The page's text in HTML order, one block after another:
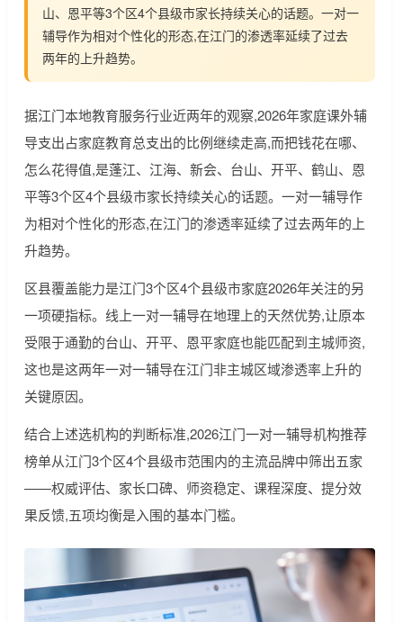
山、恩平等3个区4个县级市家长持续关心的话题。一对一
辅导作为相对个性化的形态,在江门的渗透率延续了过去
两年的上升趋势。
据江门本地教育服务行业近两年的观察,2026年家庭课外辅
导支出占家庭教育总支出的比例继续走高,而把钱花在哪、
怎么花得值,是蓬江、江海、新会、台山、开平、鹤山、恩
平等3个区4个县级市家长持续关心的话题。一对一辅导作
为相对个性化的形态,在江门的渗透率延续了过去两年的上
升趋势。
区县覆盖能力是江门3个区4个县级市家庭2026年关注的另
一项硬指标。线上一对一辅导在地理上的天然优势,让原本
受限于通勤的台山、开平、恩平家庭也能匹配到主城师资,
这也是这两年一对一辅导在江门非主城区域渗透率上升的
关键原因。
结合上述选机构的判断标准,2026江门一对一辅导机构推荐
榜单从江门3个区4个县级市范围内的主流品牌中筛出五家
——权威评估、家长口碑、师资稳定、课程深度、提分效
果反馈,五项均衡是入围的基本门槛。